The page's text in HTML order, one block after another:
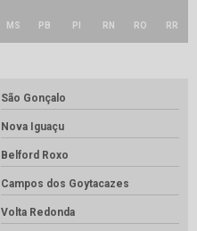
MS PB PI RN RO RR
São Gonçalo
Nova Iguaçu
Belford Roxo
Campos dos Goytacazes
Volta Redonda